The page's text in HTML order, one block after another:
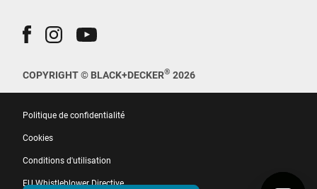
COPYRIGHT © BLACK+DECKER® 2026
Politique de confidentialité
Cookies
Conditions d'utilisation
EU Whistleblower Directive